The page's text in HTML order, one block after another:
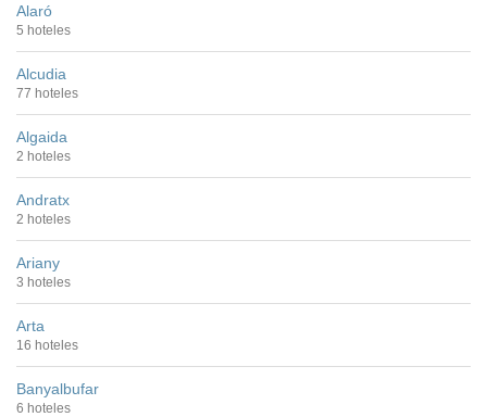
Alaró
5 hoteles
Alcudia
77 hoteles
Algaida
2 hoteles
Andratx
2 hoteles
Ariany
3 hoteles
Arta
16 hoteles
Banyalbufar
6 hoteles